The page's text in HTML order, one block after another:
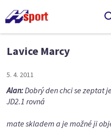
Lavice Marcy
5. 4. 2011
Alan:Dobrý den chci se zeptat
JD2.1 rovná
mate skladem a je možné ji